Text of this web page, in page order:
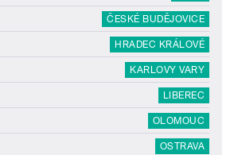
ČESKÉ BUDĚJOVICE
HRADEC KRÁLOVÉ
KARLOVY VARY
LIBEREC
OLOMOUC
OSTRAVA